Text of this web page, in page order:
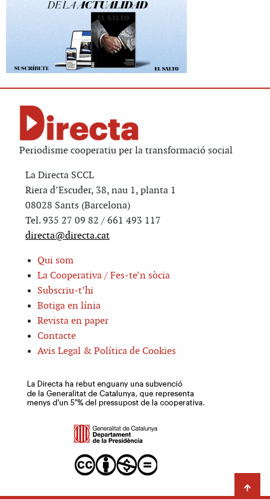
Periodisme cooperatiu per la transformació social
La Directa SCCL
Riera d’Escuder, 38, nau 1, planta 1
08028 Sants (Barcelona)
Tel. 935 27 09 82 / 661 493 117
directa@directa.cat
Qui som
La Cooperativa / Fes-te’n sòcia
Subscriu-t’hi
Botiga en línia
Revista en paper
Contacte
Avis Legal & Política de Cookies